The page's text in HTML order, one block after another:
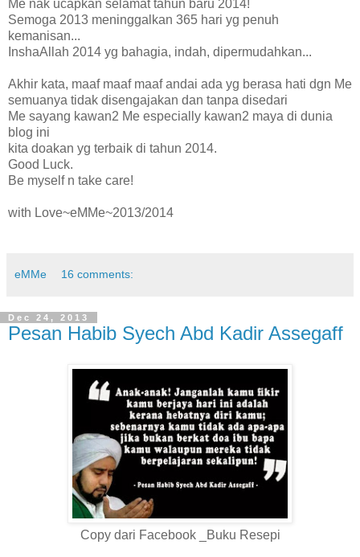
Me nak ucapkan selamat tahun baru 2014!
Semoga 2013 meninggalkan 365 hari yg penuh
kemanisan...
InshaAllah 2014 yg bahagia, indah, dipermudahkan...
Akhir kata, maaf maaf maaf andai ada yg berasa hati dgn Me
semuanya tidak disengajakan dan tanpa disedari
Me sayang kawan2 Me especially kawan2 maya di dunia
blog ini
kita doakan yg terbaik di tahun 2014.
Good Luck.
Be myself n take care!
with Love~eMMe~2013/2014
eMMe 16 comments:
Dec 24, 2013
Pesan Habib Syech Abd Kadir Assegaff
Copy dari Facebook _Buku Resepi